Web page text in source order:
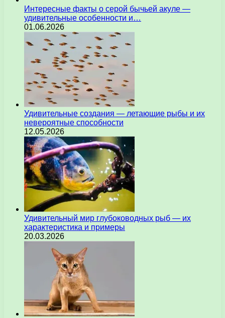
Интересные факты о серой бычьей акуле —
удивительные особенности и…
01.06.2026
Удивительные создания — летающие рыбы и их
невероятные способности
12.05.2026
Удивительный мир глубоководных рыб — их
характеристика и примеры
20.03.2026